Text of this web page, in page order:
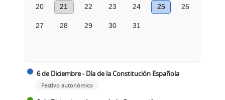
20 21 22 23 24 25 26
27 28 29 30 31
6 de Diciembre - Día de la Constitución Española
Festivo autonómico